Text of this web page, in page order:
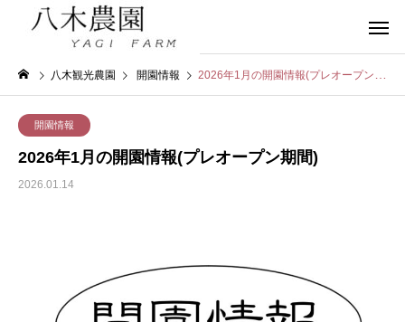
八木観光農園 開園情報 2026年1月の開園情報(プレオープン期間)
開園情報
2026年1月の開園情報(プレオープン期間)
2026.01.14